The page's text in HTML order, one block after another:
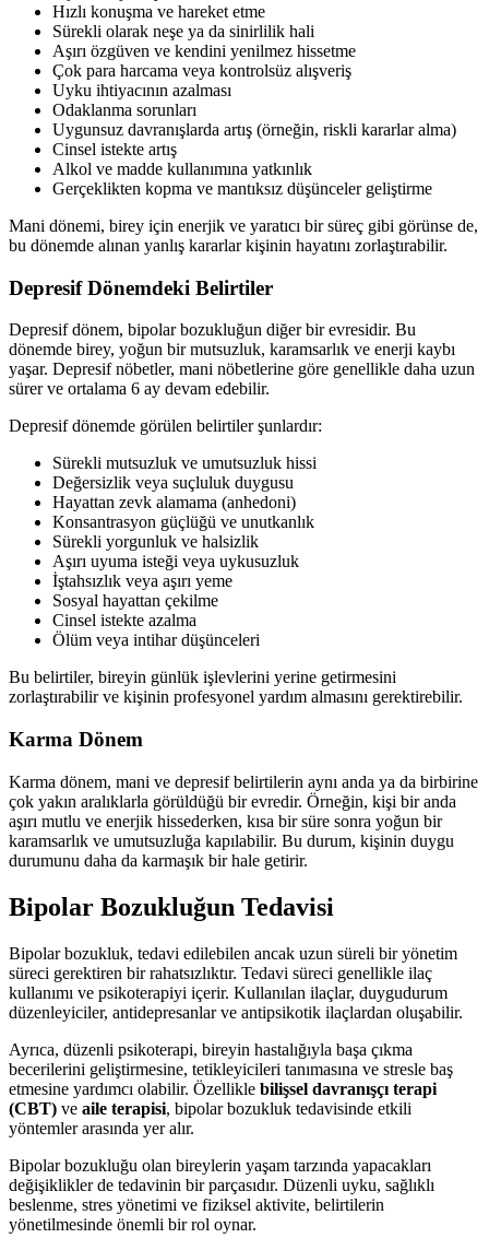
Hızlı konuşma ve hareket etme
Sürekli olarak neşe ya da sinirlilik hali
Aşırı özgüven ve kendini yenilmez hissetme
Çok para harcama veya kontrolsüz alışveriş
Uyku ihtiyacının azalması
Odaklanma sorunları
Uygunsuz davranışlarda artış (örneğin, riskli kararlar alma)
Cinsel istekte artış
Alkol ve madde kullanımına yatkınlık
Gerçeklikten kopma ve mantıksız düşünceler geliştirme
Mani dönemi, birey için enerjik ve yaratıcı bir süreç gibi görünse de,
bu dönemde alınan yanlış kararlar kişinin hayatını zorlaştırabilir.
Depresif Dönemdeki Belirtiler
Depresif dönem, bipolar bozukluğun diğer bir evresidir. Bu
dönemde birey, yoğun bir mutsuzluk, karamsarlık ve enerji kaybı
yaşar. Depresif nöbetler, mani nöbetlerine göre genellikle daha uzun
sürer ve ortalama 6 ay devam edebilir.
Depresif dönemde görülen belirtiler şunlardır:
Sürekli mutsuzluk ve umutsuzluk hissi
Değersizlik veya suçluluk duygusu
Hayattan zevk alamama (anhedoni)
Konsantrasyon güçlüğü ve unutkanlık
Sürekli yorgunluk ve halsizlik
Aşırı uyuma isteği veya uykusuzluk
İştahsızlık veya aşırı yeme
Sosyal hayattan çekilme
Cinsel istekte azalma
Ölüm veya intihar düşünceleri
Bu belirtiler, bireyin günlük işlevlerini yerine getirmesini
zorlaştırabilir ve kişinin profesyonel yardım almasını gerektirebilir.
Karma Dönem
Karma dönem, mani ve depresif belirtilerin aynı anda ya da birbirine
çok yakın aralıklarla görüldüğü bir evredir. Örneğin, kişi bir anda
aşırı mutlu ve enerjik hissederken, kısa bir süre sonra yoğun bir
karamsarlık ve umutsuzluğa kapılabilir. Bu durum, kişinin duygu
durumunu daha da karmaşık bir hale getirir.
Bipolar Bozukluğun Tedavisi
Bipolar bozukluk, tedavi edilebilen ancak uzun süreli bir yönetim
süreci gerektiren bir rahatsızlıktır. Tedavi süreci genellikle ilaç
kullanımı ve psikoterapiyi içerir. Kullanılan ilaçlar, duygudurum
düzenleyiciler, antidepresanlar ve antipsikotik ilaçlardan oluşabilir.
Ayrıca, düzenli psikoterapi, bireyin hastalığıyla başa çıkma
becerilerini geliştirmesine, tetikleyicileri tanımasına ve stresle baş
etmesine yardımcı olabilir. Özellikle bilişsel davranışçı terapi
(CBT) ve aile terapisi, bipolar bozukluk tedavisinde etkili
yöntemler arasında yer alır.
Bipolar bozukluğu olan bireylerin yaşam tarzında yapacakları
değişiklikler de tedavinin bir parçasıdır. Düzenli uyku, sağlıklı
beslenme, stres yönetimi ve fiziksel aktivite, belirtilerin
yönetilmesinde önemli bir rol oynar.